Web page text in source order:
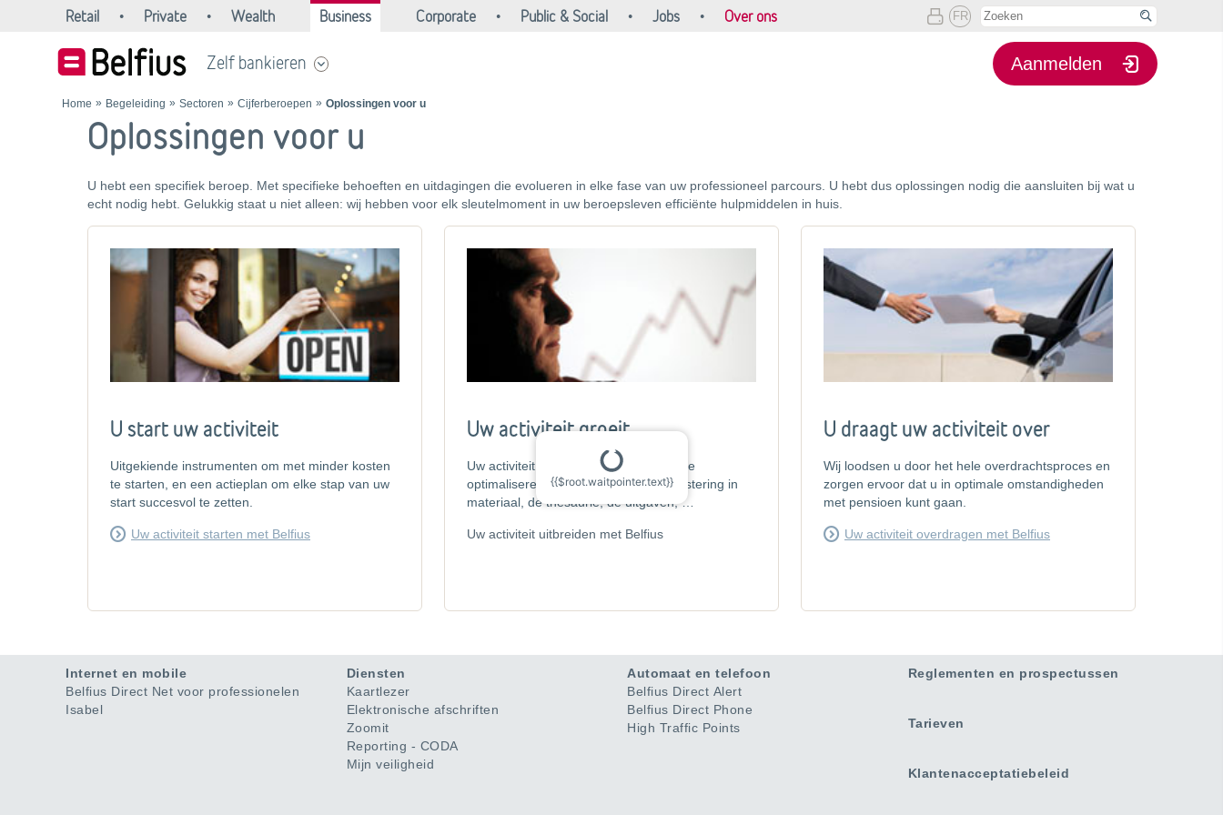
{{$root.waitpointer.text}}
Retail Private Wealth Business Corporate Public & Social Jobs Over ons  FR 
Zelf bankieren Aanmelden
Home Begeleiding Sectoren Cijferberoepen Oplossingen voor u
Oplossingen voor u
U hebt een specifiek beroep. Met specifieke behoeften en uitdagingen die evolueren in elke fase van uw professioneel parcours. U hebt dus oplossingen nodig die aansluiten bij wat u
echt nodig hebt. Gelukkig staat u niet alleen: wij hebben voor elk sleutelmoment in uw beroepsleven efficiënte hulpmiddelen in huis.
U start uw activiteit
Uitgekiende instrumenten om met minder kosten
te starten, en een actieplan om elke stap van uw
start succesvol te zetten.
Uw activiteit starten met Belfius
Uw activiteit groeit
Uw activiteit uitbreiden door elk detail te
optimaliseren: de financiering, de investering in
materiaal, de thesaurie, de uitgaven, …
Uw activiteit uitbreiden met Belfius
U draagt uw activiteit over
Wij loodsen u door het hele overdrachtsproces en
zorgen ervoor dat u in optimale omstandigheden
met pensioen kunt gaan.
Uw activiteit overdragen met Belfius
Internet en mobile
Belfius Direct Net voor professionelen
Isabel
Diensten
Kaartlezer
Elektronische afschriften
Zoomit
Reporting - CODA
Mijn veiligheid
Automaat en telefoon
Belfius Direct Alert
Belfius Direct Phone
High Traffic Points
Reglementen en prospectussen
Tarieven
Klantenacceptatiebeleid